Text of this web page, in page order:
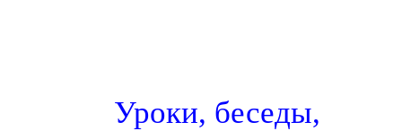
Уроки, беседы,